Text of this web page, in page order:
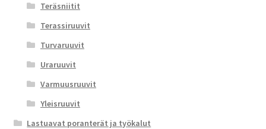
Teräsniitit
Terassiruuvit
Turvaruuvit
Uraruuvit
Varmuusruuvit
Yleisruuvit
Lastuavat poranterät ja työkalut